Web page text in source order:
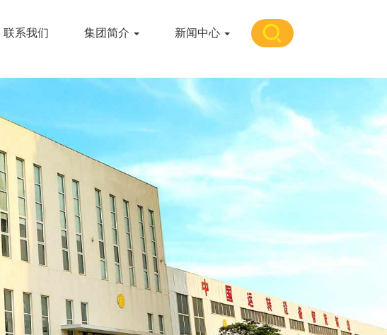
联系我们 集团简介 新闻中心